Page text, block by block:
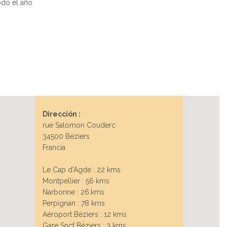
el año
Dirección :
rue Salomon Couderc
34500 Béziers
Francia
Le Cap d'Agde : 22 kms
Montpellier : 56 kms
Narbonne : 26.kms
Perpignan : 78 kms
Aéroport Béziers : 12 kms
Gare Sncf Béziers : 3 kms